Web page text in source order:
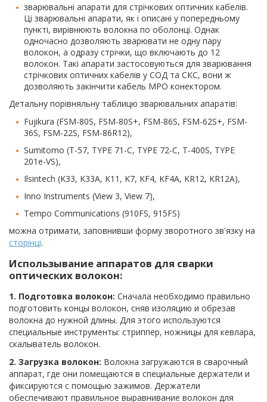
зварювальні апарати для стрічкових оптичних кабелів.
Ці зварювальні апарати, як і описані у попередньому
пункті, вирівнюють волокна по оболонці. Однак
одночасно дозволяють зварювати не одну пару
волокон, а одразу стрічки, що включають до 12
волокон. Такі апарати застосовуються для зварювання
стрічкових оптичних кабелів у СОД та СКС, вони ж
дозволяють закінчити кабель MPO конектором.
Детальну порівняльну таблицю зварювальних апаратів:
Fujikura (FSM-80S, FSM-80S+, FSM-86S, FSM-62S+, FSM-
36S, FSM-22S, FSM-86R12),
Sumitomo (T-57, TYPE 71-C, TYPE 72-C, T-400S, TYPE
201e-VS),
Ilsintech (K33, K33A, K11, K7, KF4, KF4A, KR12, KR12A),
Inno Instruments (View 3, View 7),
Tempo Communications (910FS, 915FS)
можна отримати, заповнивши форму зворотного зв'язку на
сторінці.
Использывание аппаратов для сварки
оптических волокон:
1. Подготовка волокон: Сначала необходимо правильно
подготовить концы волокон, сняв изоляцию и обрезав
волокна до нужной длины. Для этого используются
специальные инструменты: стриппер, ножницы для кевлара,
скалыватель волокон.
2. Загрузка волокон: Волокна загружаются в сварочный
аппарат, где они помещаются в специальные держатели и
фиксируются с помощью зажимов. Держатели
обеспечивают правильное выравнивание волокон для